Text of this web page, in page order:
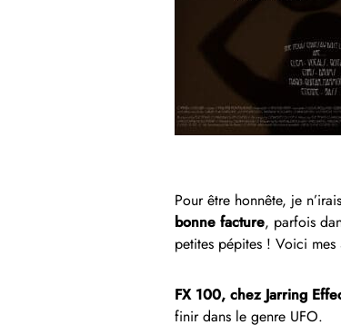
Pour être honnête, je
bonne facture, parfois
petites pépites ! Voici
FX 100, chez Jarring
finir dans le genre UFO.